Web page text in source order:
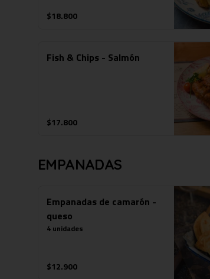
$18.800
Fish & Chips - Salmón
$17.800
EMPANADAS
Empanadas de camarón -
queso
4 unidades
$12.900